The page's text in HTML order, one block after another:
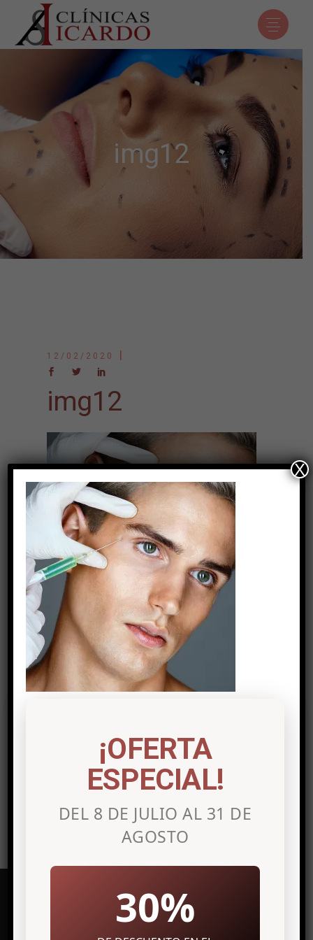
img12
12/02/2020
img12
publicar un comentario.
¡OFERTA
ESPECIAL!
DEL 8 DE JULIO AL 31 DE
AGOSTO
30%
X